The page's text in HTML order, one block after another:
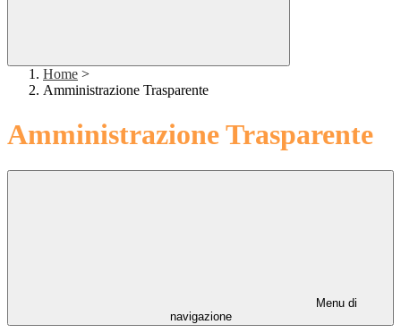
Home >
Amministrazione Trasparente
Amministrazione Trasparente
Menu di
navigazione